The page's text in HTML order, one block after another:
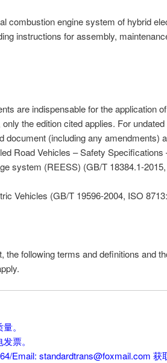
combustion engine system of hybrid
instructions for assembly,
are indispensable for the application
the edition cited applies. For
document (including any amendments)
Road Vehicles – Safety Specifications
system (REESS) (GB/T 18384.1-
Vehicles (GB/T 19596-2004, ISO
the following terms and definitions and
。
票。
Email: standardtrans@foxmail.com 获